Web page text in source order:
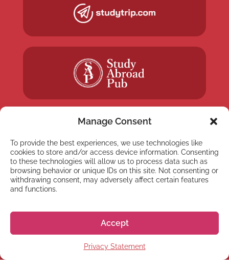
Manage Consent
To provide the best experiences, we use technologies like
cookies to store and/or access device information. Consenting
to these technologies will allow us to process data such as
browsing behavior or unique IDs on this site. Not consenting or
withdrawing consent, may adversely affect certain features
and functions.
Accept
Privacy Statement
NEWSLETTER
Suscríbete a nuestra
newsletter
Suscríbete